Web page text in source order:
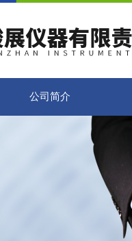
公司简介